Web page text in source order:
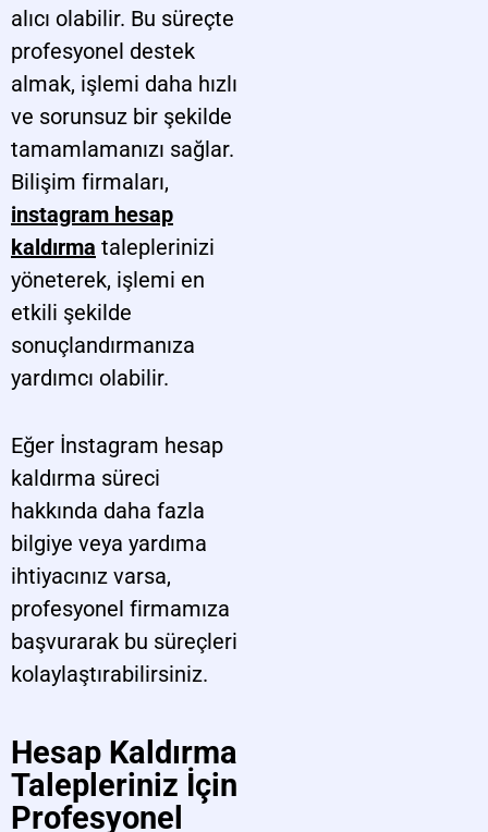
alıcı olabilir. Bu süreçte
profesyonel destek
almak, işlemi daha hızlı
ve sorunsuz bir şekilde
tamamlamanızı sağlar.
Bilişim firmaları,
instagram hesap
kaldırma taleplerinizi
yöneterek, işlemi en
etkili şekilde
sonuçlandırmanıza
yardımcı olabilir.
Eğer İnstagram hesap
kaldırma süreci
hakkında daha fazla
bilgiye veya yardıma
ihtiyacınız varsa,
profesyonel firmamıza
başvurarak bu süreçleri
kolaylaştırabilirsiniz.
Hesap Kaldırma
Talepleriniz İçin
Profesyonel